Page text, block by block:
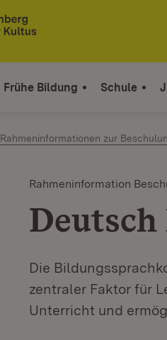
Frühe Bildung Schule
Rahmeninformationen zur
Rahmeninformation
Die
zentraler Faktor für
Unterricht und